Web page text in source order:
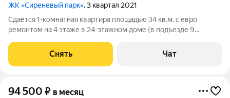
ЖК «Сиреневый парк», 3 квартал 2021
Сдаётся 1-комнатная квартира площадью 34 кв.м. с евро
ремонтом на 4 этаже в 24-этажном доме (в подъезде 9
выходят во двор. В подъезде 2 лифта - 1 грузовой и 1
пассажирский. Что включено: - Из
Снять Чат
94 500 ₽ в месяц